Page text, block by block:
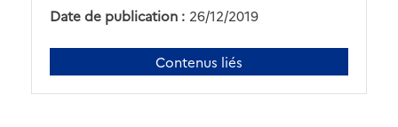
Date de publication : 26/12/2019
Contenus liés